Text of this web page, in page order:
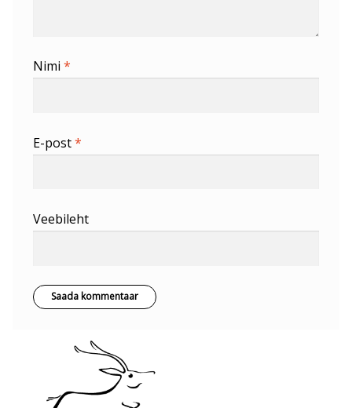
Nimi *
E-post*
Veebileht